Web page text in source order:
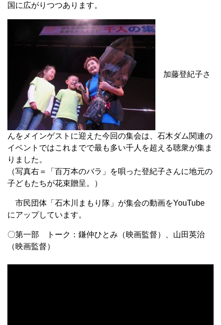
国に広がりつつあります。
加藤登紀子さ
んをメインゲストに迎えた今回の集会は、石木ダム関連の
イベントではこれまでで最も多い千人を超える聴衆が集ま
りました。
（写真右＝「百万本のバラ」を唄った登紀子さんに地元の
子どもたちが花束贈呈。）
市民団体「石木川まもり隊」が集会の動画をYouTube
にアップしています。
〇第一部 トーク：鎌仲ひとみ（映画監督）、山田英治
（映画監督）